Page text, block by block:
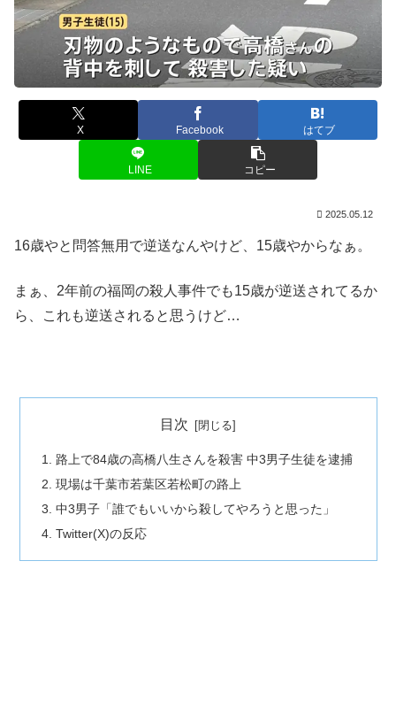
X Facebook はてブ
LINE コピー
2025.05.12
16歳やと問答無用で逆送なんやけど、15歳やからなぁ。
まぁ、2年前の福岡の殺人事件でも15歳が逆送されてるか
ら、これも逆送されると思うけど…
目次
路上で84歳の高橋八生さんを殺害 中3男子生徒を逮捕
現場は千葉市若葉区若松町の路上
中3男子「誰でもいいから殺してやろうと思った」
Twitter(X)の反応